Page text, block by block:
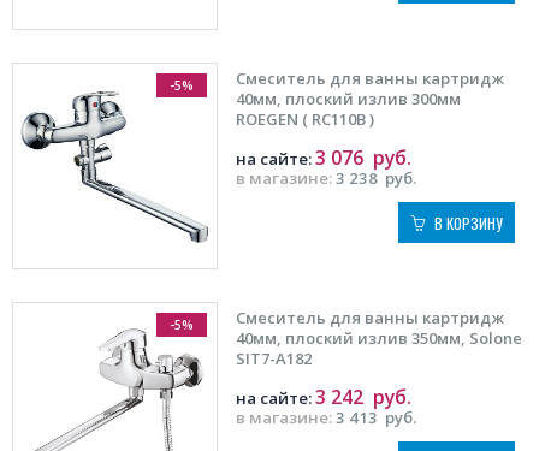
-5%
Смеситель для ванны картридж
40мм, плоский излив 300мм
ROEGEN ( RC110B )
в магазине:3 238 руб.
на сайте:3 076 руб.
В КОРЗИНУ
-5%
Смеситель для ванны картридж
40мм, плоский излив 350мм, Solone
SIT7-A182
в магазине:3 413 руб.
на сайте:3 242 руб.